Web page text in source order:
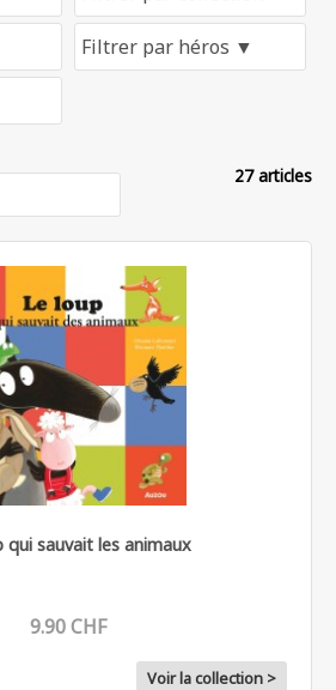
27 articles
qui sauvait les animaux
9.90 CHF
Voir la collection >